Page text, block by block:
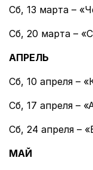
Сб, 13 марта –
Сб, 20 марта –
АПРЕЛЬ
Сб, 10 апреля –
Сб, 17 апреля –
Сб, 24 апреля –
МАЙ